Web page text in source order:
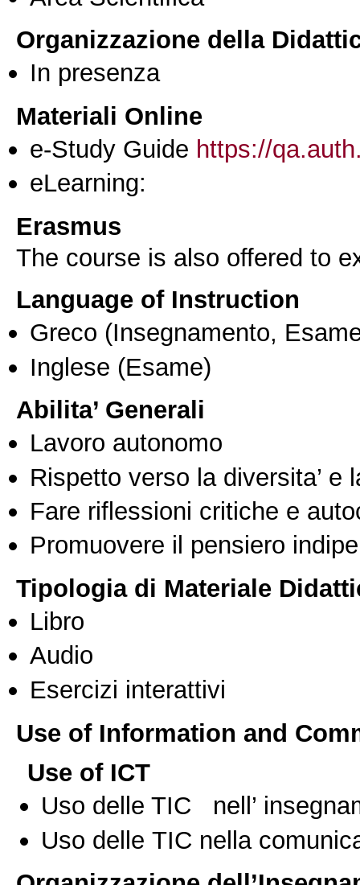
Organizzazione della
In presenza
Materiali Online
e-Study Guide https://
eLearning:
Erasmus
The course is also offered to
Language of Instruction
Greco (Insegnamento,
Inglese (Esame)
Abilita’ Generali
Lavoro autonomo
Rispetto verso la diversita’ e
Fare riflessioni critiche e
Promuovere il pensiero
Tipologia di Materiale
Libro
Audio
Esercizi interattivi
Use of Information and
Use of ICT
Uso delle TIC nell’
Uso delle TIC nella